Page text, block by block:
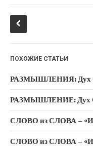
ki
ПОХОЖИЕ СТАТЬИ